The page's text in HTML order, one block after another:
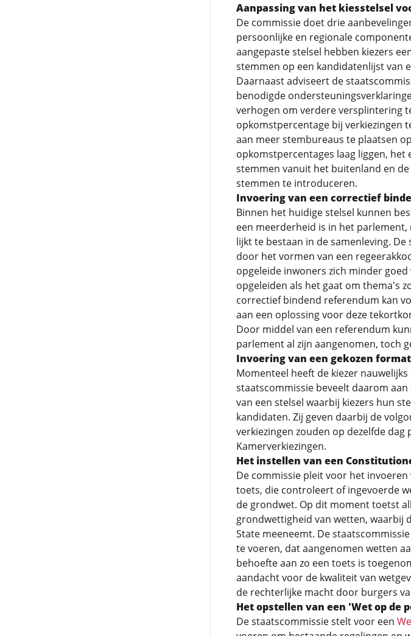
Aanpassing van het kiesstelsel
De commissie doet drie
persoonlijke en regionale
aangepaste stelsel hebben kiezers
stemmen op een kandidatenlijst van
Daarnaast adviseert de
benodigde
verhogen om verdere versplintering
opkomstpercentage bij verkiezingen
aan meer stembureaus te plaatsen
opkomstpercentages laag liggen,
stemmen vanuit het buitenland en
stemmen te introduceren.
Invoering van een correctief
Binnen het huidige stelsel kunnen
een meerderheid is in het
lijkt te bestaan in de samenleving.
door het vormen van een
opgeleide inwoners zich minder
opgeleiden als het gaat om thema's
correctief bindend referendum kan
aan een oplossing voor deze
Door middel van een referendum
parlement al zijn aangenomen, toch
Invoering van een gekozen
Momenteel heeft de kiezer
staatscommissie beveelt daarom
van een stelsel waarbij kiezers hun
kandidaten. Zij geven daarbij de
verkiezingen zouden op dezelfde dag
Kamerverkiezingen.
Het instellen van een
De commissie pleit voor het
toets, die controleert of ingevoerde
de grondwet. Op dit moment toetst
grondwettigheid van wetten, waarbij
State meeneemt. De
te voeren, dat aangenomen wetten
behoefte aan zo een toets is
aandacht voor de kwaliteit van
de rechterlijke macht door burgers
Het opstellen van een 'Wet op de
De staatscommissie stelt voor een